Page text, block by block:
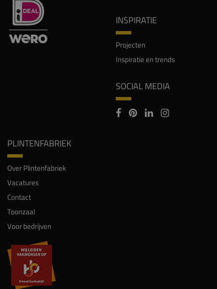
INSPIRATIE
Projecten
Inspiratie en trends
SOCIAL MEDIA
PLINTENFABRIEK
Over Plintenfabriek
Vacatures
Contact
Toonzaal
Voor bedrijven